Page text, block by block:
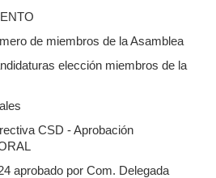
de miembros de la Asamblea
elección miembros de la
CSD - Aprobación
aprobado por Com. Delegada